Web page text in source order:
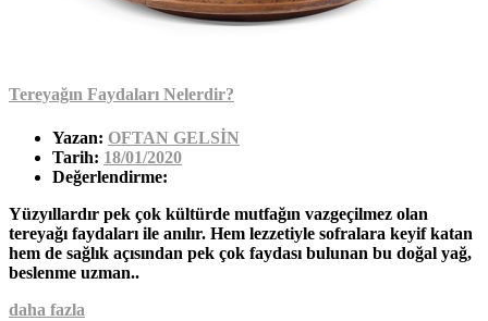
Tereyağın Faydaları Nelerdir?
Yazan: OFTAN GELSİN
Tarih: 18/01/2020
Değerlendirme:
Yüzyıllardır pek çok kültürde mutfağın vazgeçilmez olan
tereyağı faydaları ile anılır. Hem lezzetiyle sofralara keyif katan
hem de sağlık açısından pek çok faydası bulunan bu doğal yağ,
beslenme uzman..
daha fazla